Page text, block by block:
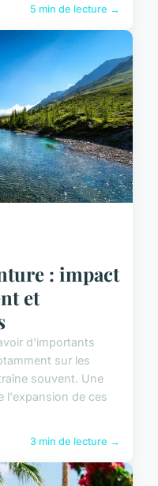
5 min de lecture →
: impact
et
d'importants
sur les
souvent. Une
l'expansion de ces
3 min de lecture →